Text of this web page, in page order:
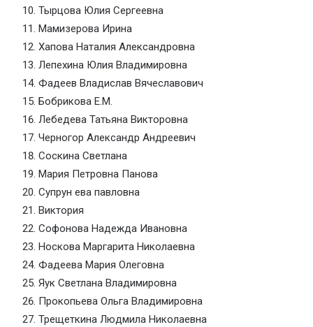
Тырцова Юлия Сергеевна
Мамизерова Ирина
Хапова Наталия Александровна
Лепехина Юлия Владимировна
Фадеев Владислав Вячеславович
Бобрикова Е.М.
Лебедева Татьяна Викторовна
Черногор Александр Андреевич
Соскина Светлана
Мария Петровна Панова
Супрун ева павловна
Виктория
Софонова Надежда Ивановна
Носкова Маргарита Николаевна
Фадеева Мария Олеговна
Яук Светлана Владимировна
Прокопьева Ольга Владимировна
Трещеткина Людмила Николаевна